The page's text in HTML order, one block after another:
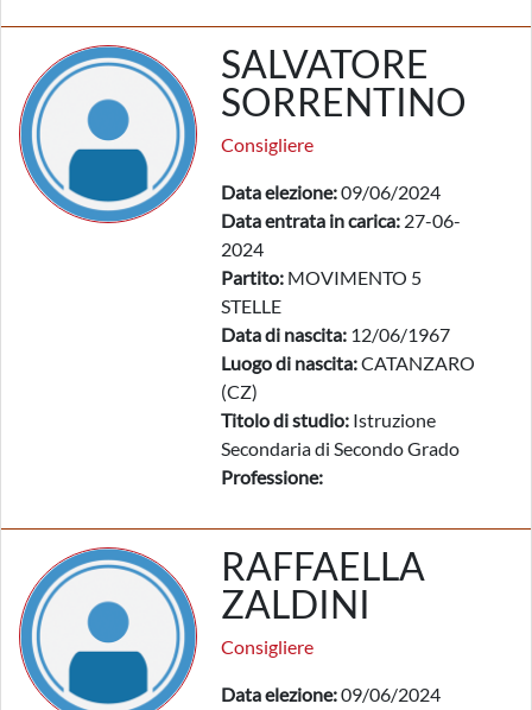
SALVATORE
SORRENTINO
Consigliere
Data elezione:09/06/2024
Data entrata in carica: 27-06-
2024
Partito: MOVIMENTO 5
STELLE
Data di nascita: 12/06/1967
Luogo di nascita:CATANZARO
(CZ)
Titolo di studio: Istruzione
Secondaria di Secondo Grado
Professione:
RAFFAELLA
ZALDINI
Consigliere
Data elezione:09/06/2024